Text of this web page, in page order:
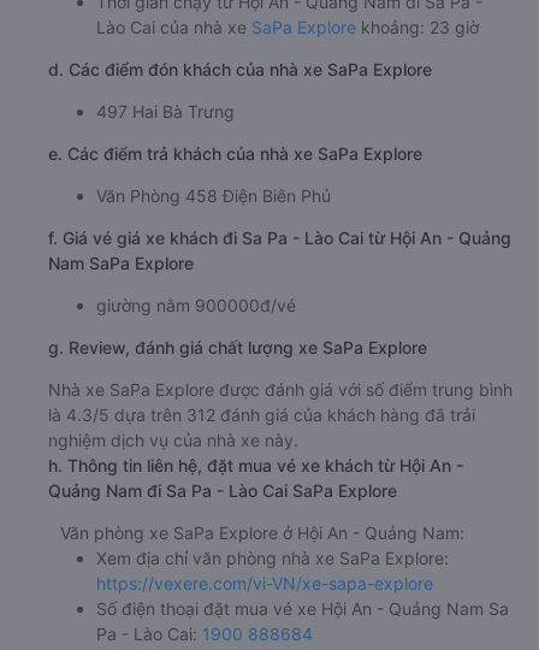
Lào Cai của nhà xe SaPa Explore khoảng: 23 giờ
d. Các điểm đón khách của nhà xe SaPa Explore
497 Hai Bà Trưng
e. Các điểm trả khách của nhà xe SaPa Explore
Văn Phòng 458 Điện Biên Phủ
f. Giá vé giá xe khách đi Sa Pa - Lào Cai từ Hội An - Quảng
Nam SaPa Explore
giường nằm 900000đ/vé
g. Review, đánh giá chất lượng xe SaPa Explore
Nhà xe SaPa Explore được đánh giá với số điểm trung bình
là 4.3/5 dựa trên 312 đánh giá của khách hàng đã trải
nghiệm dịch vụ của nhà xe này.
h. Thông tin liên hệ, đặt mua vé xe khách từ Hội An -
Quảng Nam đi Sa Pa - Lào Cai SaPa Explore
Văn phòng xe SaPa Explore ở Hội An - Quảng Nam:
Xem địa chỉ văn phòng nhà xe SaPa Explore:
https://vexere.com/vi-VN/xe-sapa-explore
Số điện thoại đặt mua vé xe Hội An - Quảng Nam Sa
Pa - Lào Cai: 1900 888684